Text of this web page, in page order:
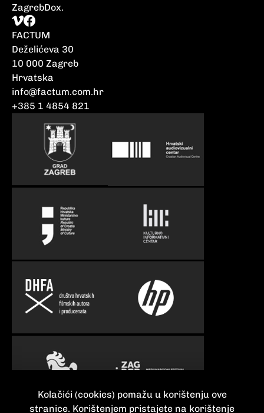
Kolačići (cookies) pomažu u korištenju ove
stranice. Korištenjem pristajete na korištenje
ZagrebDox.
FACTUM
Deželićeva 30
10 000 Zagreb
Hrvatska
info@factum.com.hr
+385 1 4854 821